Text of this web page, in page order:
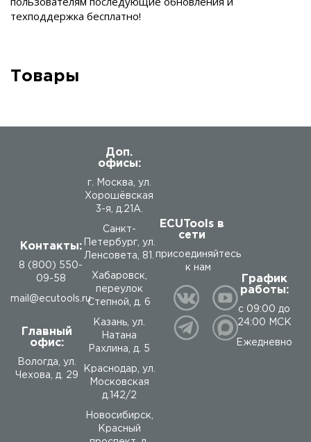
техподдержка бесплатно!
Товары
Контакты:
8 (800) 550-
09-58
mail@ecutools.ru
Главный
офис:
Вологда, ул.
Чехова, д. 29
Доп.
офисы:
г. Москва, ул.
Хорошёвская
3-я, д.21А.
Санкт-
Петербург, ул.
Ленсовета, 81.
Хабаровск,
переулок
Степной, д. 6
Казань, ул.
Натана
Рахлина, д. 5
Краснодар, ул.
Московская
д.142/2
Новосибирск,
Красный
ECUTools в
сети
присоединяйтесь
к нам
График
работы:
с 09:00 до
24:00 МСК
Ежедневно